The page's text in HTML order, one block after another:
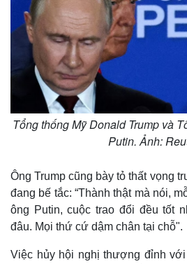
Tổng thống Mỹ Donald Trump và
Putin. Ảnh:
Ông Trump cũng bày tỏ thất vọng
đang bế tắc: “Thành thật mà nói,
ông Putin, cuộc trao đổi đều tốt
đâu. Mọi thứ cứ dậm chân tại chỗ".
Việc hủy hội nghị thượng đỉnh